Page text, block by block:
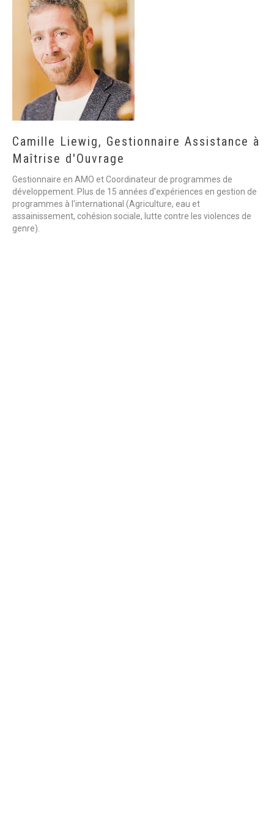
Camille Liewig, Gestionnaire Assistance à
Maîtrise d'Ouvrage
Gestionnaire en AMO et Coordinateur de programmes de
développement. Plus de 15 années d'expériences en gestion de
programmes à l'international (Agriculture, eau et
assainissement, cohésion sociale, lutte contre les violences de
genre).